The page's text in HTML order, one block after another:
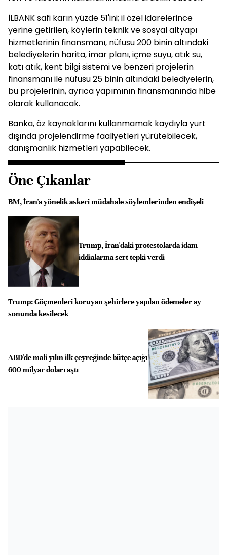
İLBANK safi karın yüzde 51'ini; il özel idarelerince
yerine getirilen, köylerin teknik ve sosyal altyapı
hizmetlerinin finansmanı, nüfusu 200 binin altındaki
belediyelerin harita, imar planı, içme suyu, atık su,
katı atık, kent bilgi sistemi ve benzeri projelerin
finansmanı ile nüfusu 25 binin altındaki belediyelerin,
bu projelerinin, ayrıca yapımının finansmanında hibe
olarak kullanacak.
Banka, öz kaynaklarını kullanmamak kaydıyla yurt
dışında projelendirme faaliyetleri yürütebilecek,
danışmanlık hizmetleri yapabilecek.
Öne Çıkanlar
BM, İran'a yönelik askeri müdahale söylemlerinden endişeli
Trump, İran'daki protestolarda idam
iddialarına sert tepki verdi
Trump: Göçmenleri koruyan şehirlere yapılan ödemeler ay
sonunda kesilecek
ABD'de mali yılın ilk çeyreğinde bütçe açığı
600 milyar doları aştı